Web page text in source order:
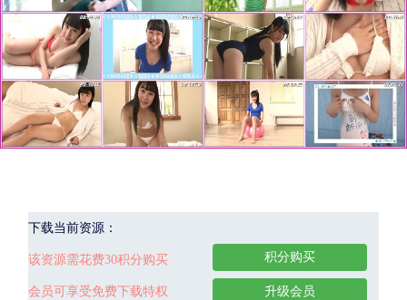
下载当前资源：
该资源需花费30积分购买
会员可享受免费下载特权
积分购买
升级会员